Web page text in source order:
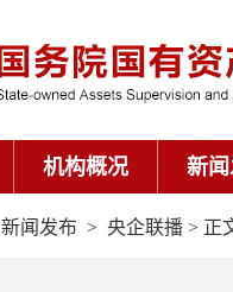
机构概况 新
新闻发布 > 央企联播 > 正